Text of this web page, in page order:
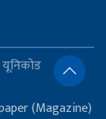
यूनिकोड
(Magazine)